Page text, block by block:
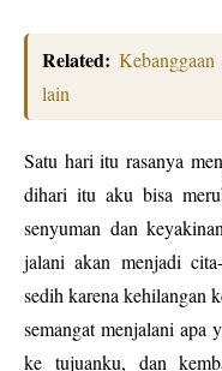
Related:
lain
Satu hari itu rasanya
dihari itu aku bisa
senyuman dan
jalani akan menjadi
sedih karena kehilangan
semangat menjalani apa
ke tujuanku, dan